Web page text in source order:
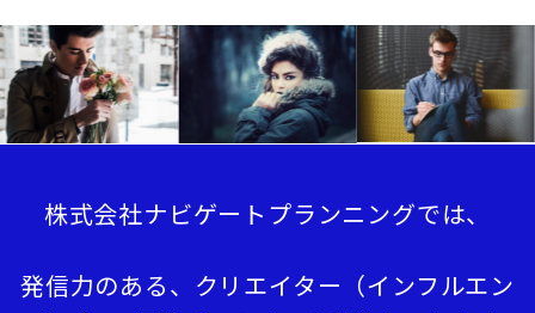
株式会社ナビゲートプランニングでは、
発信力のある、クリエイター（インフルエン